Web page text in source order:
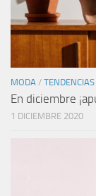
MODA / TENDENCIAS
En diciembre
1 DICIEMBRE 2020